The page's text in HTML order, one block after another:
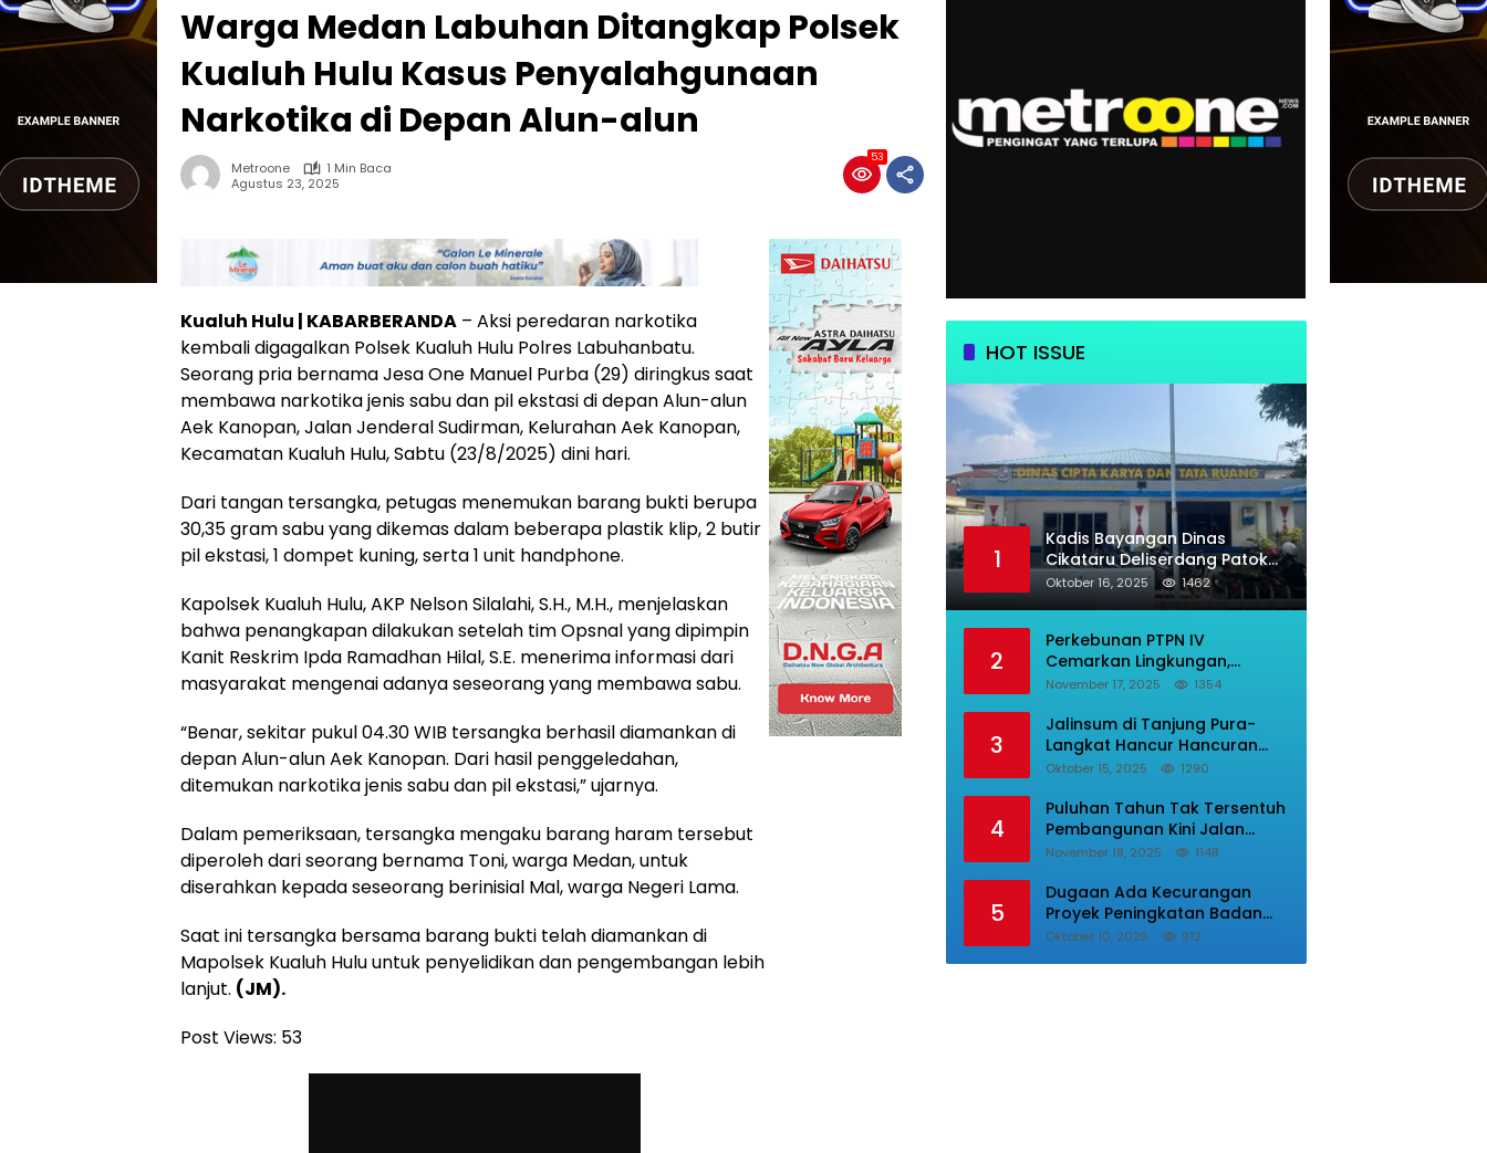
Warga Medan Labuhan Ditangkap Polsek
Kualuh Hulu Kasus Penyalahgunaan
Narkotika di Depan Alun-alun
Metroone
1 Min Baca
Agustus 23, 2025
53
Kualuh Hulu | KABARBERANDA – Aksi peredaran narkotika
kembali digagalkan Polsek Kualuh Hulu Polres Labuhanbatu.
Seorang pria bernama Jesa One Manuel Purba (29) diringkus saat
membawa narkotika jenis sabu dan pil ekstasi di depan Alun-alun
Aek Kanopan, Jalan Jenderal Sudirman, Kelurahan Aek Kanopan,
Kecamatan Kualuh Hulu, Sabtu (23/8/2025) dini hari.
Dari tangan tersangka, petugas menemukan barang bukti berupa
30,35 gram sabu yang dikemas dalam beberapa plastik klip, 2 butir
pil ekstasi, 1 dompet kuning, serta 1 unit handphone.
Kapolsek Kualuh Hulu, AKP Nelson Silalahi, S.H., M.H., menjelaskan
bahwa penangkapan dilakukan setelah tim Opsnal yang dipimpin
Kanit Reskrim Ipda Ramadhan Hilal, S.E. menerima informasi dari
masyarakat mengenai adanya seseorang yang membawa sabu.
“Benar, sekitar pukul 04.30 WIB tersangka berhasil diamankan di
depan Alun-alun Aek Kanopan. Dari hasil penggeledahan,
ditemukan narkotika jenis sabu dan pil ekstasi,” ujarnya.
Dalam pemeriksaan, tersangka mengaku barang haram tersebut
diperoleh dari seorang bernama Toni, warga Medan, untuk
diserahkan kepada seseorang berinisial Mal, warga Negeri Lama.
Saat ini tersangka bersama barang bukti telah diamankan di
Mapolsek Kualuh Hulu untuk penyelidikan dan pengembangan lebih
lanjut. (JM).
Post Views: 53
HOT ISSUE
1
Kadis Bayangan Dinas
Cikataru Deliserdang Patok
Biaya Klik PBG Luarbiasa
Besar, Bupati Dipermalukan
Oktober 16, 2025 1462
2
Perkebunan PTPN IV
Cemarkan Lingkungan,
Tumpukan Sampah Busuk
Areal Rumah Karyawan.
November 17, 2025 1354
3
Jalinsum di Tanjung Pura-
Langkat Hancur Hancuran
Kecelakaan Sering Terjadi,
Prabowo Beri Perhatian.
Oktober 15, 2025 1290
4
Puluhan Tahun Tak Tersentuh
Pembangunan Kini Jalan
Desa Lepar Samura Mulus,
Terimakasih Ke Bupati Karo
November 18, 2025 1148
5
Dugaan Ada Kecurangan
Proyek Peningkatan Badan
Jalan, Dinas PUPR Labura
Oktober 10, 2025 912